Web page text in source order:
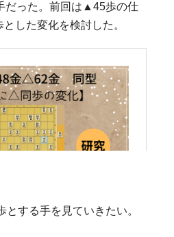
だった。前回は▲45歩の仕
した変化を検討した。
する手を見ていきたい。